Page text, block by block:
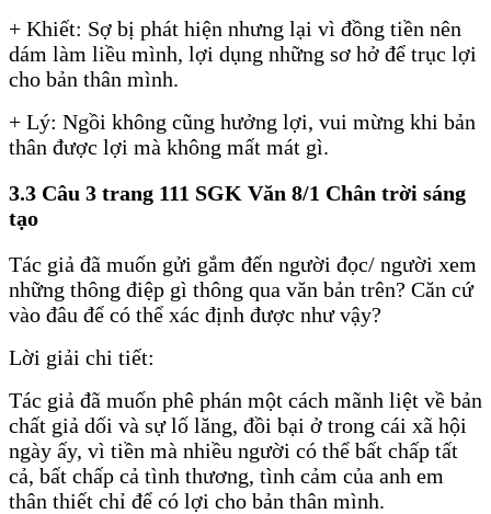
+ Khiết: Sợ bị phát hiện nhưng lại vì đồng tiền nên
dám làm liều mình, lợi dụng những sơ hở để trục lợi
cho bản thân mình.
+ Lý: Ngồi không cũng hưởng lợi, vui mừng khi bản
thân được lợi mà không mất mát gì.
3.3 Câu 3 trang 111 SGK Văn 8/1 Chân trời sáng
tạo
Tác giả đã muốn gửi gắm đến người đọc/ người xem
những thông điệp gì thông qua văn bản trên? Căn cứ
vào đâu để có thể xác định được như vậy?
Lời giải chi tiết:
Tác giả đã muốn phê phán một cách mãnh liệt về bản
chất giả dối và sự lố lăng, đồi bại ở trong cái xã hội
ngày ấy, vì tiền mà nhiều người có thể bất chấp tất
cả, bất chấp cả tình thương, tình cảm của anh em
thân thiết chỉ để có lợi cho bản thân mình.